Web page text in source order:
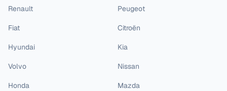
Renault Peugeot
Fiat Citroën
Hyundai Kia
Volvo Nissan
Honda Mazda